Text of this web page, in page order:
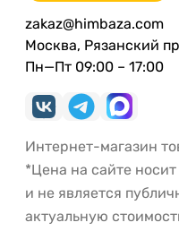
zakaz@himbaza.com
Москва, Рязанский
Пн—Пт 09:00 – 17:00
Интернет-магазин
*Цена на сайте
и не является
актуальную